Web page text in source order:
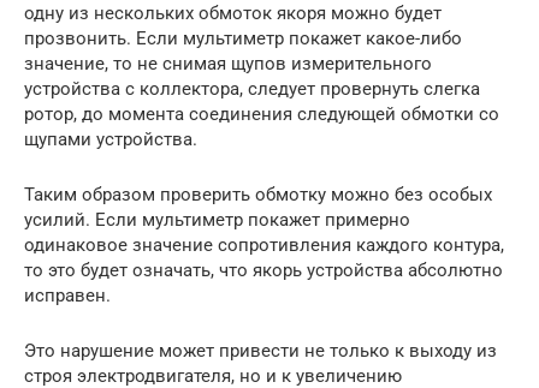
одну из нескольких обмоток якоря можно будет
прозвонить. Если мультиметр покажет какое-либо
значение, то не снимая щупов измерительного
устройства с коллектора, следует провернуть слегка
ротор, до момента соединения следующей обмотки со
щупами устройства.
Таким образом проверить обмотку можно без особых
усилий. Если мультиметр покажет примерно
одинаковое значение сопротивления каждого контура,
то это будет означать, что якорь устройства абсолютно
исправен.
Это нарушение может привести не только к выходу из
строя электродвигателя, но и к увеличению